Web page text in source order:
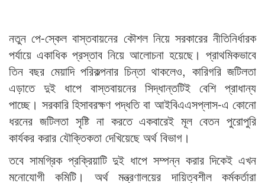
নতুন পে-স্কেল বাস্তবায়নের কৌশল নিয়ে সরকারের নীতিনির্ধারক
পর্যায়ে একাধিক প্রস্তাব নিয়ে আলোচনা হয়েছে। প্রাথমিকভাবে
তিন বছর মেয়াদি পরিকল্পনার চিন্তা থাকলেও, কারিগরি জটিলতা
এড়াতে দুই ধাপে বাস্তবায়নের সিদ্ধান্তটিই বেশি প্রাধান্য
পাচ্ছে। সরকারি হিসাবরক্ষণ পদ্ধতি বা আইবিএএসপ্লাস-এ কোনো
ধরনের জটিলতা সৃষ্টি না করতে একবারেই মূল বেতন পুরোপুরি
কার্যকর করার যৌক্তিকতা দেখিয়েছে অর্থ বিভাগ।
তবে সামগ্রিক প্রক্রিয়াটি দুই ধাপে সম্পন্ন করার দিকেই এখন
মনোযোগী কমিটি। অর্থ মন্ত্রণালয়ের দায়িত্বশীল কর্মকর্তারা